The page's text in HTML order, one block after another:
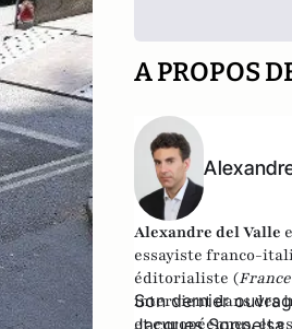
A PROPOS
Alexandre del Valle
essayiste franco-
éditorialiste (
intervient dans des
et européennes, et
Son dernier